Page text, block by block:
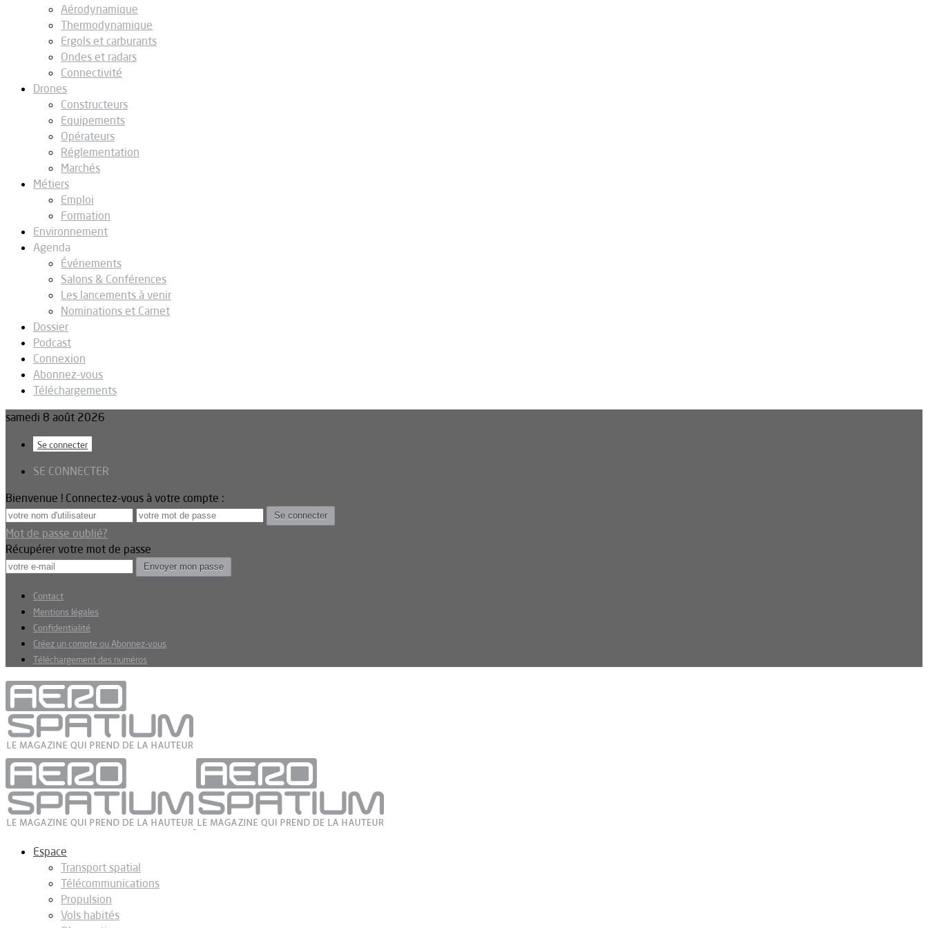
Aérodynamique
Thermodynamique
Ergols et carburants
Ondes et radars
Connectivité
Drones
Constructeurs
Equipements
Opérateurs
Réglementation
Marchés
Métiers
Emploi
Formation
Environnement
Agenda
Événements
Salons & Conférences
Les lancements à venir
Nominations et Carnet
Dossier
Podcast
Connexion
Abonnez-vous
Téléchargements
samedi 8 août 2026
Se connecter
SE CONNECTER
Bienvenue ! Connectez-vous à votre compte :
Mot de passe oublié?
Récupérer votre mot de passe
Contact
Mentions légales
Confidentialité
Créez un compte ou Abonnez-vous
Téléchargement des numéros
Espace
Transport spatial
Télécommunications
Propulsion
Vols habités